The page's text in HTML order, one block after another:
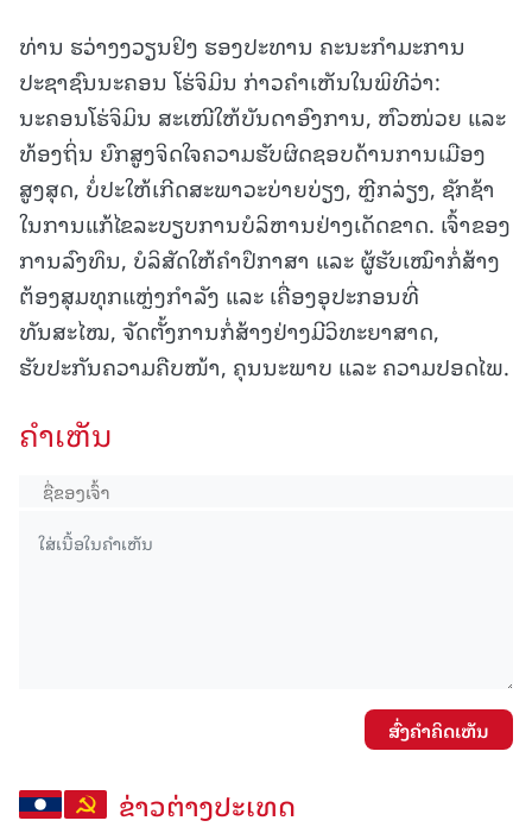
ທ່ານ ຮວ່າງງວຽນຢິງ ຮອງປະທານ ຄະນະກຳມະການ
ປະຊາຊົນນະຄອນ ໂຮ່ຈິມິນ ກ່າວຄຳເຫັນໃນພິທີວ່າ:
ນະຄອນໂຮ່ຈິມິນ ສະເໜີໃຫ້ບັນດາອົງການ, ຫົວໜ່ວຍ ແລະ
ທ້ອງຖິ່ນ ຍົກສູງຈິດໃຈຄວາມຮັບຜິດຊອບດ້ານການເມືອງ
ສູງສຸດ, ບໍ່ປະໃຫ້ເກີດສະພາວະບ່າຍບ່ຽງ, ຫຼີກລ່ຽງ, ຊັກຊ້າ
ໃນການແກ້ໄຂລະບຽບການບໍລິຫານຢ່າງເດັດຂາດ. ເຈົ້າຂອງ
ການລົງທຶນ, ບໍລິສັດໃຫ້ຄຳປຶກາສາ ແລະ ຜູ້ຮັບເໝົາກໍ່ສ້າງ
ຕ້ອງສຸມທຸກແຫຼ່ງກຳລັງ ແລະ ເຄື່ອງອຸປະກອນທີ່
ທັນສະໄໝ, ຈັດຕັ້ງການກໍ່ສ້າງຢ່າງມີວິທະຍາສາດ,
ຮັບປະກັນຄວາມຄືບໜ້າ, ຄຸນນະພາບ ແລະ ຄວາມປອດໄພ.
ຄໍາເຫັນ
ສົ່ງຄໍາຄິດເຫັນ
ຂ່າວຕ່າງປະເທດ